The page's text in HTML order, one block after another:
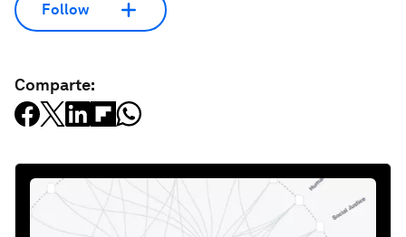
Follow
Comparte: